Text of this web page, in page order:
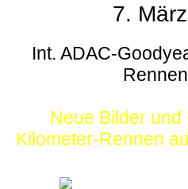
7.
Int. ADAC-
Neue Bilder und
Kilometer-Rennen